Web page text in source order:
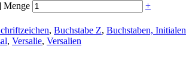
Menge +
, Buchstabe Z, Buchstaben, Initialen
, Versalie, Versalien